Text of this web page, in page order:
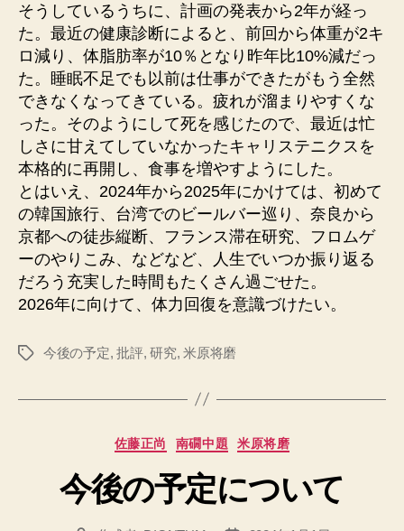
そうしているうちに、計画の発表から2年が経っ
た。最近の健康診断によると、前回から体重が2キ
ロ減り、体脂肪率が10％となり昨年比10%減だっ
た。睡眠不足でも以前は仕事ができたがもう全然
できなくなってきている。疲れが溜まりやすくな
った。そのようにして死を感じたので、最近は忙
しさに甘えてしていなかったキャリステニクスを
本格的に再開し、食事を増やすようにした。
とはいえ、2024年から2025年にかけては、初めて
の韓国旅行、台湾でのビールバー巡り、奈良から
京都への徒歩縦断、フランス滞在研究、フロムゲ
ーのやりこみ、などなど、人生でいつか振り返る
だろう充実した時間もたくさん過ごせた。
2026年に向けて、体力回復を意識づけたい。
タ
今後の予定,批評,研究,米原将磨
カ
ゴ
リ
佐藤正尚 南礀中題 米原将磨
今後の予定について